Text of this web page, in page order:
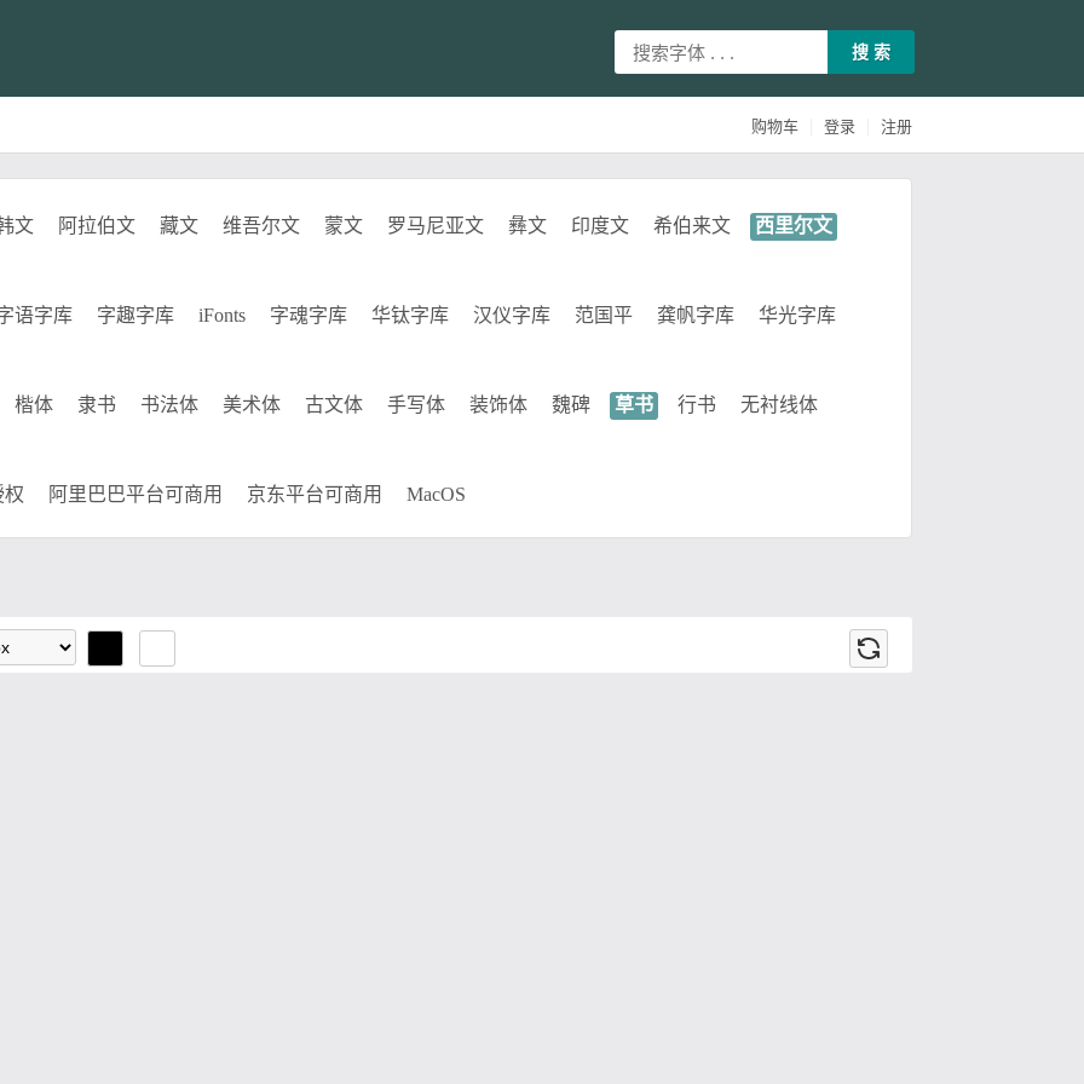
搜 索
购物车 登录 注册
文 阿拉伯文 藏文 维吾尔文 蒙文 罗马尼亚文 彝文 印度文 希伯来文 西里尔文
语字库 字趣字库 iFonts 字魂字库 华钛字库 汉仪字库 范国平 龚帆字库 华光字库
楷体 隶书 书法体 美术体 古文体 手写体 装饰体 魏碑 草书 行书 无衬线体
权 阿里巴巴平台可商用 京东平台可商用 MacOS